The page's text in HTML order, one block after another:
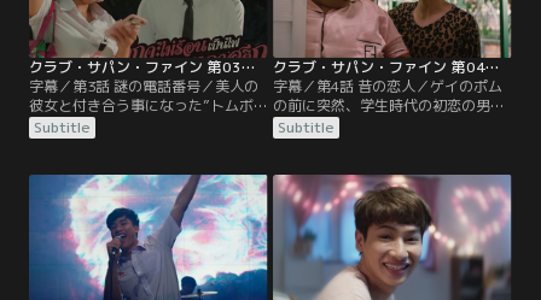
クラブ・サパン・ファイン 第03話／字幕
字幕／第3話 謎の電話番号／美人の
彼女と付き合う事になった”トムボ
ーイ”のマミャウ。友達からは彼女
が浮気していると言われて不安にな
だが、毎日午後7時に謎の電話番号
から彼女へ着信が来ていることが分
かり事態は一変する。マミャウの謎
の電話番号をめぐる冒険が始ま
る！？
Subtitle
クラブ・サパン・ファイン 第04話／字幕
字幕／第4話 昔の恋人／ゲイのポム
の前に突然、学生時代の初恋の男子
ランが現れた。負傷している彼は何
かから逃げているようだが…。
Subtitle